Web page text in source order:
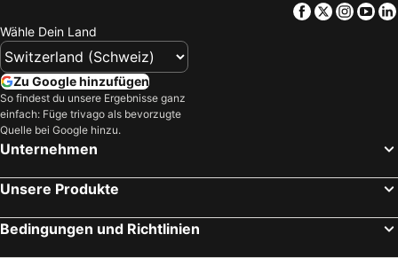
Facebook
Twitter
Wähle Dein Land
Zu Google hinzufügen
So findest du unsere Ergebnisse ganz
einfach: Füge trivago als bevorzugte
Quelle bei Google hinzu.
Unternehmen
Unsere Produkte
Bedingungen und Richtlinien